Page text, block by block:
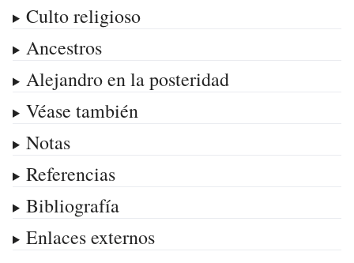
Culto religioso
Ancestros
Alejandro en la posteridad
Véase también
Notas
Referencias
Bibliografía
Enlaces externos